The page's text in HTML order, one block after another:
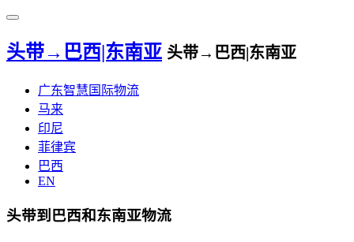
头带→巴西|东南亚 头带→巴西|东南亚
广东智慧国际物流
马来
印尼
菲律宾
巴西
EN
头带到巴西和东南亚物流